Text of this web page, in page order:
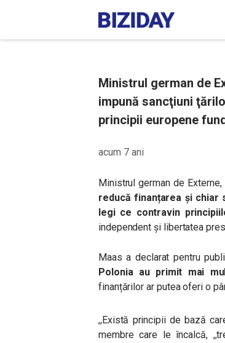
Ministrul german de
impună sancţiuni
principii europene
acum 7 ani
Ministrul german de
reducă finanțarea și chiar
legi ce contravin
independent și libertatea
Maas a declarat pentru
Polonia au primit mai
finanțărilor ar putea oferi o
,,Există principii de bază
membre care le încalcă,